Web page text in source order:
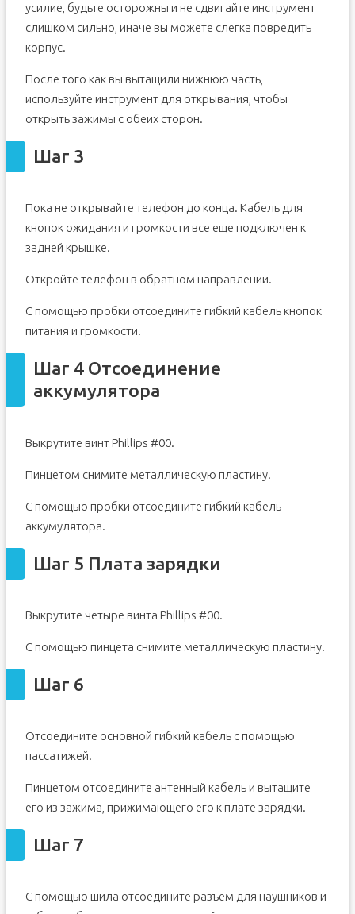
усилие, будьте осторожны и не сдвигайте инструмент
слишком сильно, иначе вы можете слегка повредить
корпус.
После того как вы вытащили нижнюю часть,
используйте инструмент для открывания, чтобы
открыть зажимы с обеих сторон.
Шаг 3
Пока не открывайте телефон до конца. Кабель для
кнопок ожидания и громкости все еще подключен к
задней крышке.
Откройте телефон в обратном направлении.
С помощью пробки отсоедините гибкий кабель кнопок
питания и громкости.
Шаг 4 Отсоединение
аккумулятора
Выкрутите винт Phillips #00.
Пинцетом снимите металлическую пластину.
С помощью пробки отсоедините гибкий кабель
аккумулятора.
Шаг 5 Плата зарядки
Выкрутите четыре винта Phillips #00.
С помощью пинцета снимите металлическую пластину.
Шаг 6
Отсоедините основной гибкий кабель с помощью
пассатижей.
Пинцетом отсоедините антенный кабель и вытащите
его из зажима, прижимающего его к плате зарядки.
Шаг 7
С помощью шила отсоедините разъем для наушников и